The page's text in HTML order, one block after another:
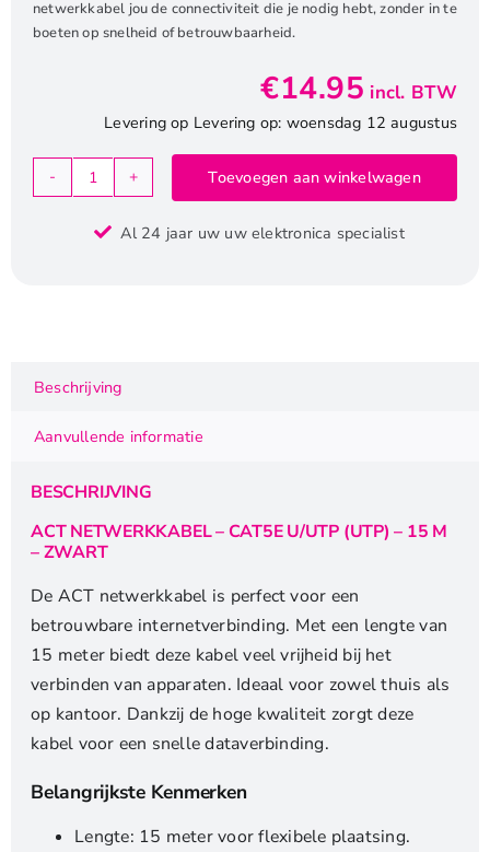
netwerkkabel jou de connectiviteit die je nodig hebt, zonder in te
boeten op snelheid of betrouwbaarheid.
€14.95 incl. BTW
Levering op Levering op: woensdag 12 augustus
ACT
|
15
aantal
Toevoegen aan winkelwagen
Al 24 jaar uw uw elektronica specialist
Beschrijving
Aanvullende informatie
BESCHRIJVING
ACT NETWERKKABEL – CAT5E U/UTP (UTP) – 15 M
– ZWART
De ACT netwerkkabel is perfect voor een
betrouwbare internetverbinding. Met een lengte van
15 meter biedt deze kabel veel vrijheid bij het
verbinden van apparaten. Ideaal voor zowel thuis als
op kantoor. Dankzij de hoge kwaliteit zorgt deze
kabel voor een snelle dataverbinding.
Belangrijkste Kenmerken
Lengte: 15 meter voor flexibele plaatsing.